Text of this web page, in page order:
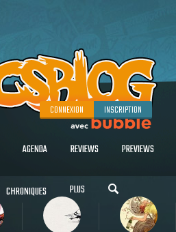
CONNEXION INSCRIPTION
AGENDA REVIEWS PREVIEWS
CHRONIQUES PLUS